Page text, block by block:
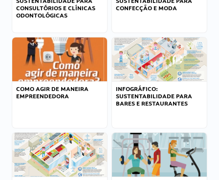
CONSULTÓRIOS E CLÍNICAS
ODONTOLÓGICAS
CONFECÇÃO E MODA
COMO AGIR DE MANEIRA
EMPREENDEDORA
INFOGRÁFICO:
SUSTENTABILIDADE PARA
BARES E RESTAURANTES